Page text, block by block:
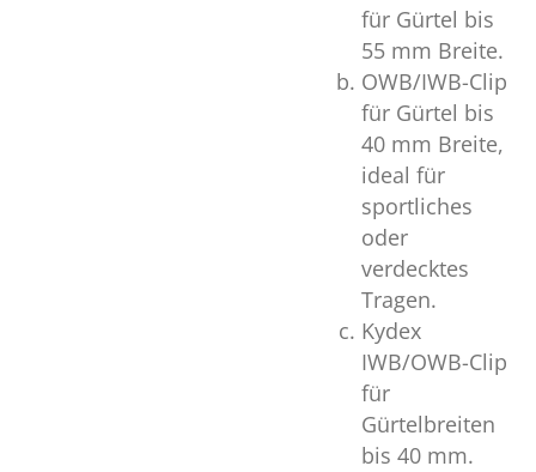
für Gürtel bis
55 mm Breite.
OWB/IWB-Clip
für Gürtel bis
40 mm Breite,
ideal für
sportliches
oder
verdecktes
Tragen.
Kydex
IWB/OWB-Clip
für
Gürtelbreiten
bis 40 mm.